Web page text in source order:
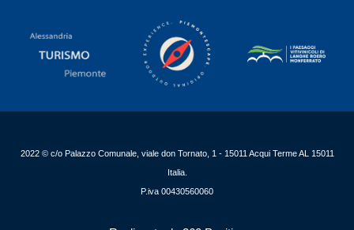
2022 © c/o Palazzo Comunale, viale don Tornato, 1 - 15011 Acqui Terme AL 15011
Italia.
P.iva 00430560060